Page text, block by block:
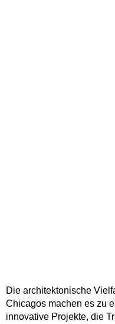
Die architektonische
Chicagos machen es zu
innovative Projekte, die